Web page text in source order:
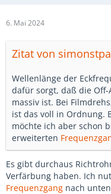
6. Mai 2024
Zitat von
Wellenlänge der
dafür sorgt, daß die
massiv ist. Bei
ist das voll in Ordnung.
möchte ich aber schon
erweiterten
Es gibt durchaus
Verfärbung haben. Ich
Frequenzgang nach